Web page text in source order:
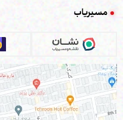
مسیریاب